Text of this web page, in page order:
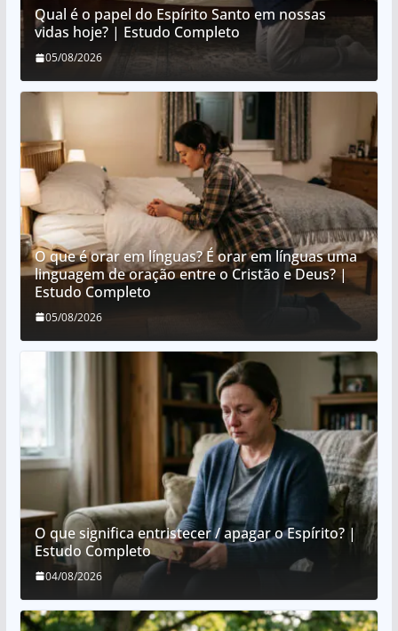
Qual é o papel do Espírito Santo em nossas
vidas hoje? | Estudo Completo
05/08/2026
O que é orar em línguas? É orar em línguas uma
linguagem de oração entre o Cristão e Deus? |
Estudo Completo
05/08/2026
O que significa entristecer / apagar o Espírito? |
Estudo Completo
04/08/2026